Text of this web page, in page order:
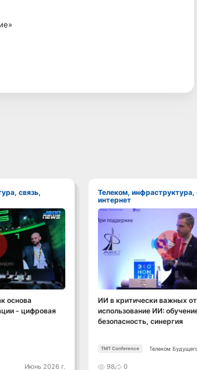
основа
- цифровая
Июнь 2026 г.
Телеком, инфраструктура, связь,
интернет
Смотреть видео
ИИ в критически важных
использование ИИ:
безопасность, синергия
TMT Conference Телеком
98 0